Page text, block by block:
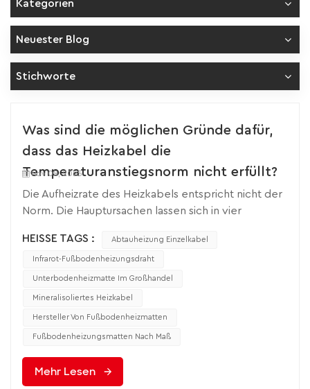
Kategorien
Neuester Blog
Stichworte
Was sind die möglichen Gründe dafür,
dass das Heizkabel die
Temperaturanstiegsnorm nicht erfüllt?
Nov 08, 2025
Die Aufheizrate des Heizkabels entspricht nicht der
Norm. Die Hauptursachen lassen sich in vier
Leistungsanpassung, Wärmeverluste,
Installationsfehler und Umwelteinflüsse. Spezifische
Untersuchungen können anhand der folgenden
Kriterien durchgeführt werden: 1. Problem mit der
bzw. Leistungsdichte der Heizkabel Erfüllt die
Konstruktionsanforderungen nicht und kann nicht
schnell genug Wärme liefern.Die Gesamtleistung ist
HEISSE TAGS : Abtauheizung Einzelkabel
Infrarot-Fußbodenheizungsdraht
Unterbodenheizmatte Im Großhandel
Mineralisoliertes Heizkabel
Hersteller Von Fußbodenheizmatten
Fußbodenheizungsmatten Nach Maß
Mehr Lesen